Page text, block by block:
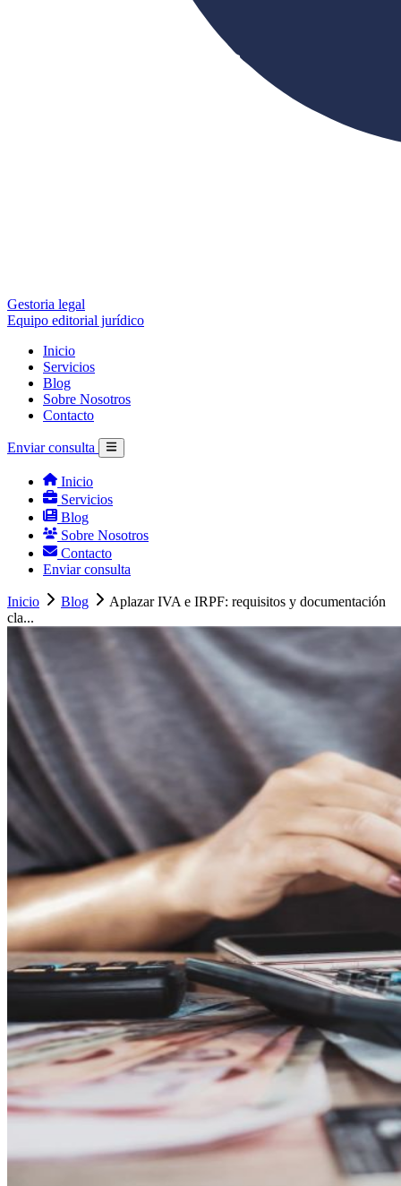
Gestoria legal
Equipo editorial jurídico
Inicio
Servicios
Blog
Sobre Nosotros
Contacto
Enviar consulta
Inicio
Servicios
Blog
Sobre Nosotros
Contacto
Enviar consulta
Inicio Blog
Aplazar IVA e IRPF: requisitos y documentación
cla...